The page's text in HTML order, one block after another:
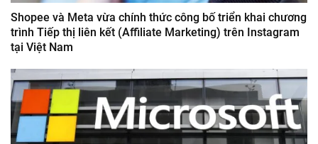
Shopee và Meta vừa chính thức công bố triển khai chương
trình Tiếp thị liên kết (Affiliate Marketing) trên Instagram
tại Việt Nam